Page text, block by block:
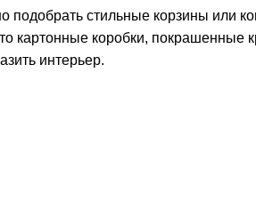
стильные корзины или
картонные коробки, покрашенные
интерьер.